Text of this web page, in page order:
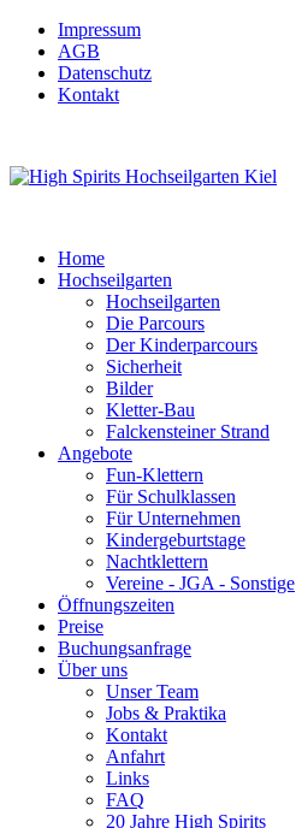
Impressum
AGB
Datenschutz
Kontakt
Home
Hochseilgarten
Hochseilgarten
Die Parcours
Der Kinderparcours
Sicherheit
Bilder
Kletter-Bau
Falckensteiner Strand
Angebote
Fun-Klettern
Für Schulklassen
Für Unternehmen
Kindergeburtstage
Nachtklettern
Vereine - JGA - Sonstige
Öffnungszeiten
Preise
Buchungsanfrage
Über uns
Unser Team
Jobs & Praktika
Kontakt
Anfahrt
Links
FAQ
20 Jahre High Spirits